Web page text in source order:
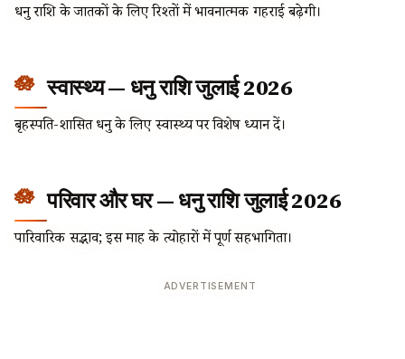
धनु राशि के जातकों के लिए रिश्तों में भावनात्मक गहराई बढ़ेगी।
स्वास्थ्य — धनु राशि जुलाई 2026
बृहस्पति-शासित धनु के लिए स्वास्थ्य पर विशेष ध्यान दें।
परिवार और घर — धनु राशि जुलाई 2026
पारिवारिक सद्भाव; इस माह के त्योहारों में पूर्ण सहभागिता।
ADVERTISEMENT